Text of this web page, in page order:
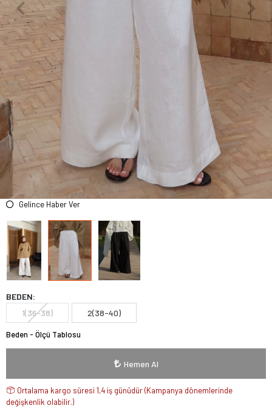
Gelince Haber Ver
BEDEN:
1(36-38)
2(38-40)
Beden - Ölçü Tablosu
Hemen Al
Ortalama kargo süresi 1,4 iş günüdür (Kampanya dönemlerinde
değişkenlik olabilir.)